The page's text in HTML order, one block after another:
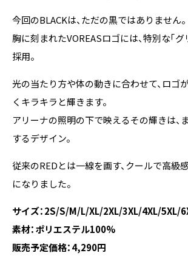
今回のBLACKは、ただの黒ではありません。
胸に刻まれたVOREASロゴには、特別な「グ
採用。
光の当たり方や体の動きに合わせて、ロゴ
くキラキラと輝きます。
アリーナの照明の下で映えるその輝きは、
するデザイン。
従来のREDとは一線を画す、クールで高級
になりました。
サイズ：2S/S/M/L/XL/2XL/3XL/4XL/5XL/
素材：ポリエステル100%
販売予定価格：4,290円